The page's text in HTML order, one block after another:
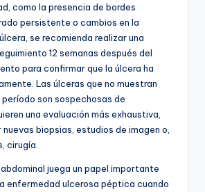
como la presencia de bordes
persistente o cambios en la
se recomienda realizar una
12 semanas después del
para confirmar que la úlcera ha
Las úlceras que no muestran
son sospechosas de
una evaluación más exhaustiva,
biopsias, estudios de imagen o,
cirugía.
abdominal juega un papel importante
enfermedad ulcerosa péptica cuando